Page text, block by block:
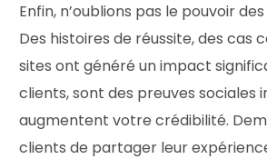
Enfin, n’oublions pas le pouvoir des
Des histoires de réussite, des cas
sites ont généré un impact
clients, sont des preuves sociales
augmentent votre crédibilité.
clients de partager leur